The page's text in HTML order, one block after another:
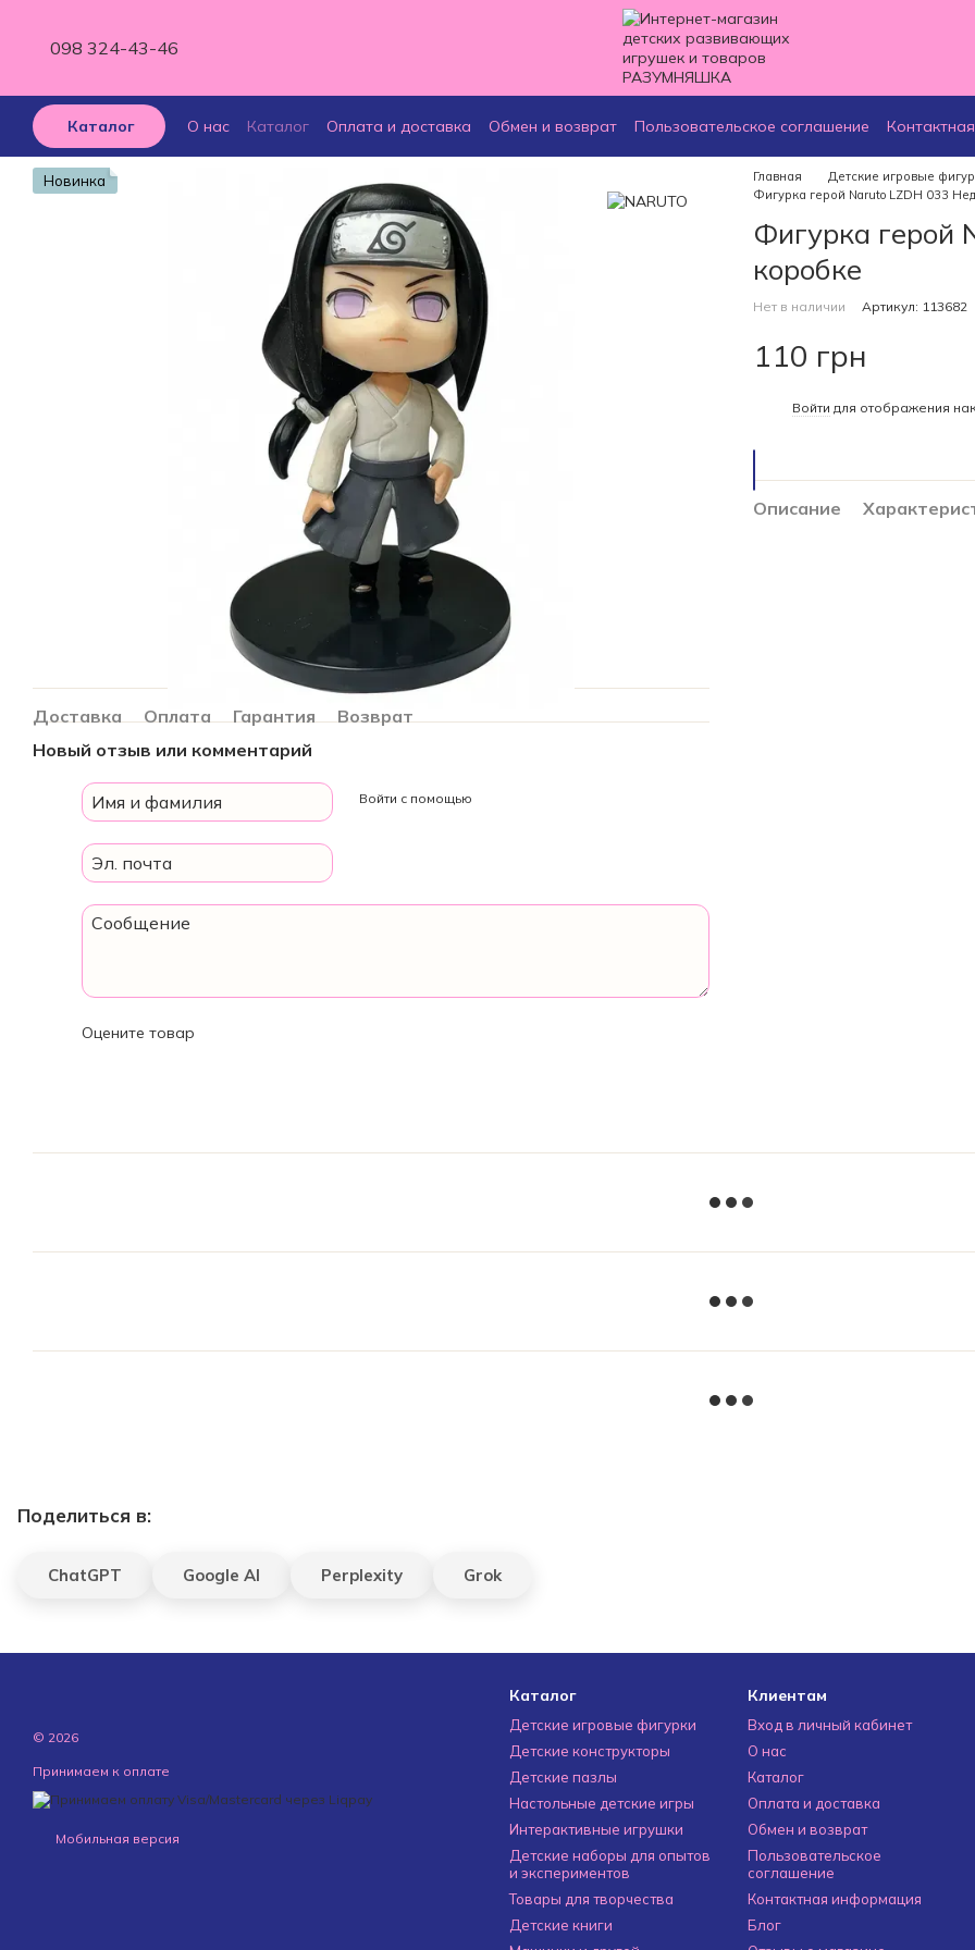
098 324-43-46
Каталог О нас Каталог Оплата и доставка Обмен и возврат Пользовательское соглашение
Новинка
Доставка Оплата Гарантия
Возврат
Новый отзыв или комментарий
Войти с помощью
Оцените товар
Главная
Детские игровые
Фигурка герой Naruto LZDH 033
Фигурка герой
коробке
Нет в наличии Артикул: 113682
110 грн
Войти для отображения
Описание
Поделиться в:
ChatGPT Google AI Perplexity Grok
© 2026
Принимаем к оплате
Мобильная версия
Каталог
Детские игровые фигурки
Детские конструкторы
Детские пазлы
Настольные детские игры
Интерактивные игрушки
Детские наборы для опытов
и экспериментов
Товары для творчества
Детские книги
Клиентам
Вход в личный кабинет
О нас
Каталог
Оплата и доставка
Обмен и возврат
Пользовательское
соглашение
Контактная информация
Блог